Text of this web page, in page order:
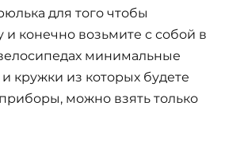
для того чтобы
и конечно возьмите с собой в
минимальные
кружки из которых будете
можно взять только